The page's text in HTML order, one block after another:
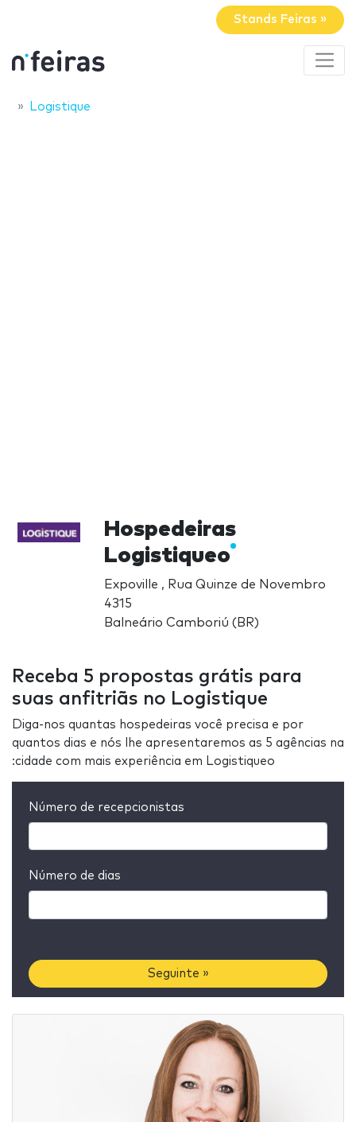
Stands Feiras »
Logistique
Hospedeiras
Logistiqueo
Expoville , Rua Quinze de Novembro
4315
Balneário Camboriú (BR)
Receba 5 propostas grátis para
suas anfitriãs no Logistique
Diga-nos quantas hospedeiras você precisa e por
quantos dias e nós lhe apresentaremos as 5 agências na
:cidade com mais experiência em Logistiqueo
Número de recepcionistas
Número de dias
Seguinte »